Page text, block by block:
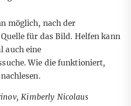
möglich, nach der
für das Bild. Helfen kann
auch eine
Wie die funktioniert,
nachlesen.
Kimberly Nicolaus